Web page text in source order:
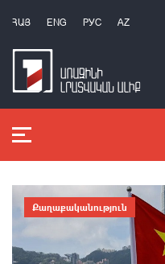
ՀԱՅ ENG РУС AZ
Քաղաքականություն